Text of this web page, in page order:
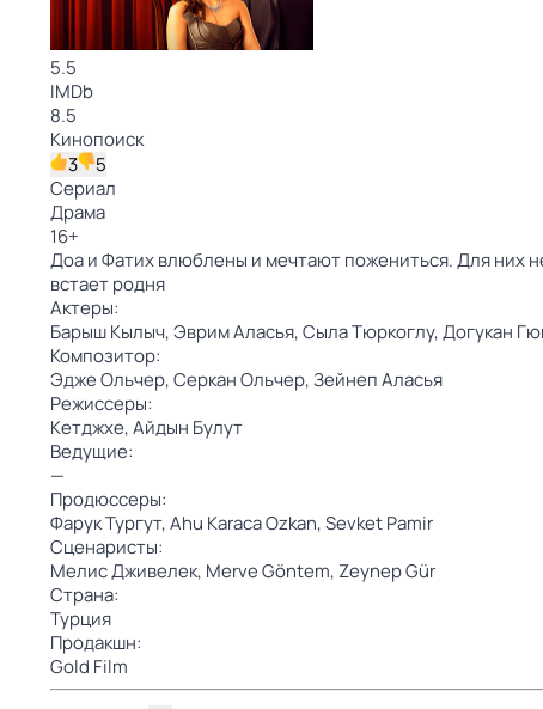
5.5
IMDb
8.5
Кинопоиск
3
5
Сериал
Драма
16+
Доа и Фатих влюблены и мечтают пожениться. Для них
встает родня
Актеры:
Барыш Кылыч,Эврим Аласья,Сыла Тюркоглу,Догукан
Композитор:
Эдже Ольчер,Серкан Ольчер,Зейнеп Аласья
Режиссеры:
Кетджхе,Айдын Булут
Ведущие:
—
Продюссеры:
Фарук Тургут,Ahu Karaca Ozkan,Sevket Pamir
Сценаристы:
Мелис Дживелек, Merve Göntem, Zeynep Gür
Страна:
Турция
Продакшн:
Gold Film